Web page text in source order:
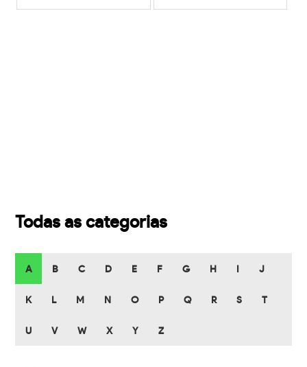
Todas as categorias
A B C D E F G H J
K L M N O P Q R S T
U V W X Y Z